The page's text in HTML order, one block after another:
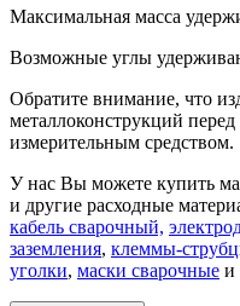
Максимальная масса
Возможные углы
Обратите внимание, что
металлоконструкций
измерительным средством.
У нас Вы можете купить
и другие расходные
кабель сварочный,
заземления, клеммы-
уголки, маски сварочные и